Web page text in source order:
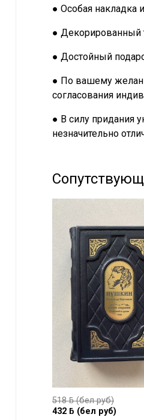
● Особая накладка
● Декорированный
● Достойный
● По вашему
согласования
● В силу придания
незначительно
518ƃ(бел руб)
432 ƃ (бел руб)